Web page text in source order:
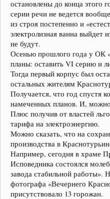
остановлены до конца этого
серии речи не ведется
из строя постепенно и
электролизная ванна выйдет
не будут.
Осенью прошлого года у ОК
планы: оставить VI серию и
Тогда первый корпус был
остальных жителям
Получается, что год спустя
намеченных планов. И, можно
Плюс получив от властей
тарифа на электроэнергию.
Можно сказать, что на
производства в
Например, сегодня в храме
Исповедника состоялся
завода стабильной работы».
фотографа «Вечернего
присутствовало 13 горожан.